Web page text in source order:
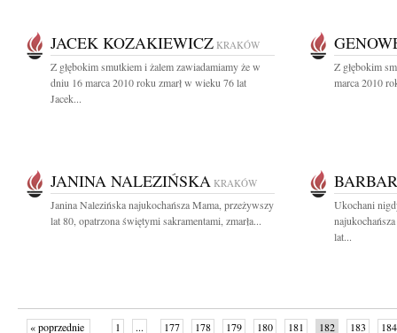
JACEK KOZAKIEWICZ KRAKÓW
Z głębokim smutkiem i żalem zawiadamiamy że w
dniu 16 marca 2010 roku zmarł w wieku 76 lat
Jacek...
Z głębokim
marca 2010
JANINA NALEZIŃSKA KRAKÓW
Janina Nalezińska najukochańsza Mama, przeżywszy
lat 80, opatrzona świętymi sakramentami, zmarła...
Ukochani
lat...
« poprzednie 1 ... 177 178 179 180 181 182 183 184